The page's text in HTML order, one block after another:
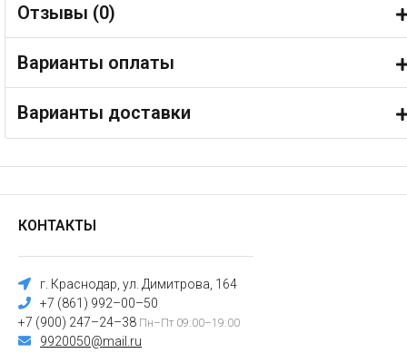
Отзывы (0)
Варианты оплаты
Варианты доставки
КОНТАКТЫ
г. Краснодар, ул. Димитрова, 164
+7 (861) 992–00–50
+7 (900) 247–24–38 Пн–Пт 09:00–19:00
9920050@mail.ru